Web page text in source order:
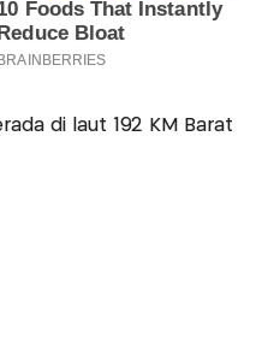
di laut 192 KM Barat